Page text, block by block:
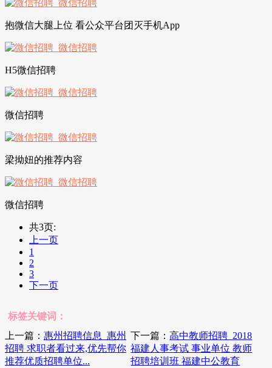
抱微信大腿上位 看公众平台团灭手机App
H5微信招聘
微信招聘
梁拗妞的推荐内容
微信招聘
共3页:
上一页
1
2
3
下一页
标签关键词：
上一篇： 惠州招聘信息_惠州
招聘 求职者看过来,优先帮你
推荐优质招聘单位...
下一篇：高中教师招聘_2018
福建人事考试 事业单位 教师
招聘培训班 福建中公教育